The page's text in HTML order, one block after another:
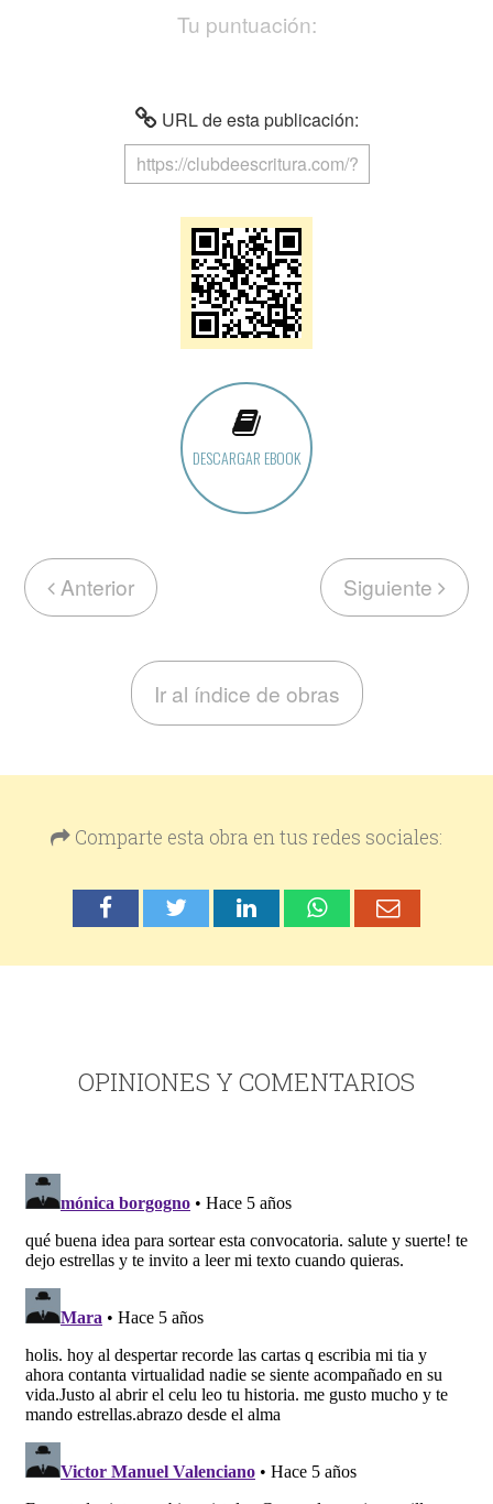
Tu puntuación:
URL de esta publicación:
DESCARGAR EBOOK
Anterior Siguiente
Ir al índice de obras
Comparte esta obra en tus redes sociales:
OPINIONES Y COMENTARIOS